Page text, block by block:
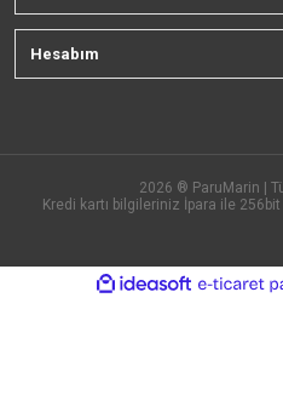
Hesabım
2026 ® ParuMarin |
Kredi kartı bilgileriniz İpara ile
ideasoft